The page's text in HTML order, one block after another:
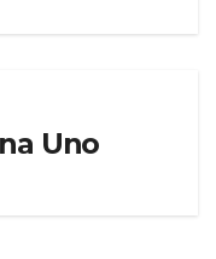
Uno